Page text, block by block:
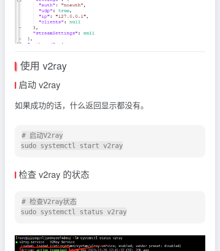
使用 v2ray
启动 v2ray
如果成功的话，什么返回显示都没有。
# 启动V2ray
sudo systemctl start v2ray
检查 v2ray 的状态
# 检查V2ray状态
sudo systemctl status v2ray